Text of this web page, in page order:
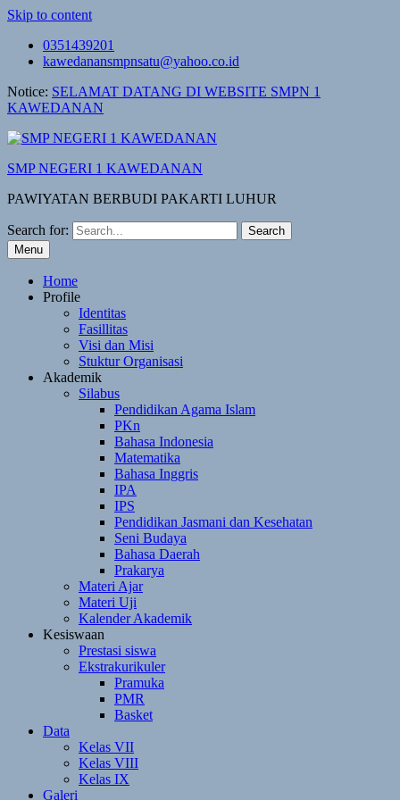
Skip to content
0351439201
kawedanansmpnsatu@yahoo.co.id
Notice: SELAMAT DATANG DI WEBSITE SMPN 1
KAWEDANAN
SMP NEGERI 1 KAWEDANAN
PAWIYATAN BERBUDI PAKARTI LUHUR
Search for:
Menu
Home
Profile
Identitas
Fasillitas
Visi dan Misi
Stuktur Organisasi
Akademik
Silabus
Pendidikan Agama Islam
PKn
Bahasa Indonesia
Matematika
Bahasa Inggris
IPA
IPS
Pendidikan Jasmani dan Kesehatan
Seni Budaya
Bahasa Daerah
Prakarya
Materi Ajar
Materi Uji
Kalender Akademik
Kesiswaan
Prestasi siswa
Ekstrakurikuler
Pramuka
PMR
Basket
Data
Kelas VII
Kelas VIII
Kelas IX
Galeri